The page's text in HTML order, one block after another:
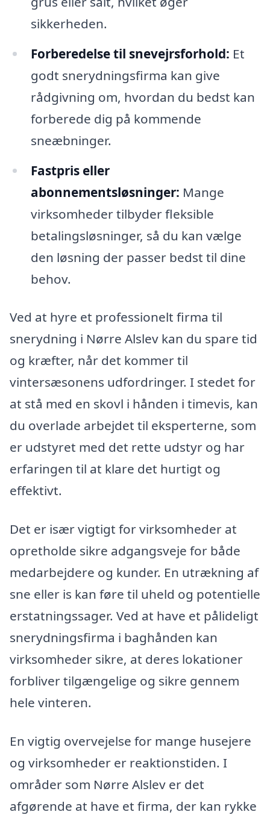
sikkerheden.
Forberedelse til snevejrsforhold: Et
godt snerydningsfirma kan give
rådgivning om, hvordan du bedst kan
forberede dig på kommende
sneæbninger.
Fastpris eller
abonnementsløsninger: Mange
virksomheder tilbyder fleksible
betalingsløsninger, så du kan vælge
den løsning der passer bedst til dine
behov.
Ved at hyre et professionelt firma til
snerydning i Nørre Alslev kan du spare tid
og kræfter, når det kommer til
vintersæsonens udfordringer. I stedet for
at stå med en skovl i hånden i timevis, kan
du overlade arbejdet til eksperterne, som
er udstyret med det rette udstyr og har
erfaringen til at klare det hurtigt og
effektivt.
Det er især vigtigt for virksomheder at
opretholde sikre adgangsveje for både
medarbejdere og kunder. En utrækning af
sne eller is kan føre til uheld og potentielle
erstatningssager. Ved at have et pålideligt
snerydningsfirma i baghånden kan
virksomheder sikre, at deres lokationer
forbliver tilgængelige og sikre gennem
hele vinteren.
En vigtig overvejelse for mange husejere
og virksomheder er reaktionstiden. I
områder som Nørre Alslev er det
afgørende at have et firma, der kan rykke